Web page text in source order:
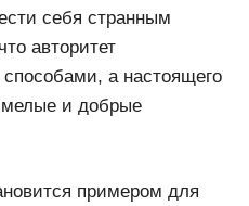
себя странным
авторитет
а настоящего
и добрые
примером для